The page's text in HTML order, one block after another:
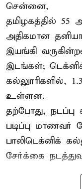
சென்னை,
தமிழகத்தில் 55
அதிகமான
இயங்கி
இடங்கள்; டெக்னிக்
கல்லுாரிகளில்,
உள்ளன.
தற்போது, நடப்பு
படிப்பு மாணவர்
பாலிடெக்னிக்
சேர்க்கை